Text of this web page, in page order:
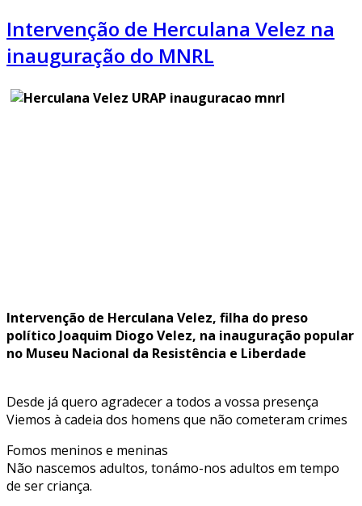
Intervenção de Herculana Velez na
inauguração do MNRL
Intervenção de Herculana Velez, filha do preso
político Joaquim Diogo Velez, na inauguração popular
no Museu Nacional da Resistência e Liberdade
Desde já quero agradecer a todos a vossa presença
Viemos à cadeia dos homens que não cometeram crimes
Fomos meninos e meninas
Não nascemos adultos, tonámo-nos adultos em tempo
de ser criança.